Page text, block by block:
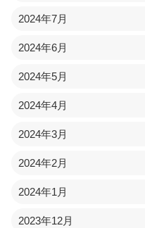
2024年7月
2024年6月
2024年5月
2024年4月
2024年3月
2024年2月
2024年1月
2023年12月